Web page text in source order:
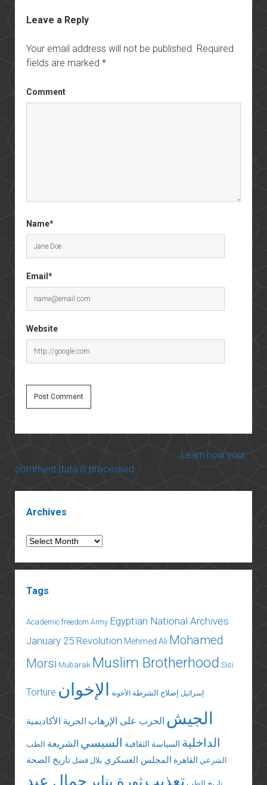
Leave a Reply
Your email address will not be published. Required
fields are marked *
Comment
Name*
Email*
Website
Learn how your
comment data is processed.
Archives
Archives
Tags
Academic freedom Army Egyptian National Archives
January 25 Revolution Mehmed Ali Mohamed
Morsi Mubarak Muslim Brotherhood Sisi
Torture إسرائيل إصلاح الشرطة الأخونة الإخوان
الجيش الحرب على الإرهاب الحرية الأكاديمية
الداخلية السياسة الثقافية السيسي الشريعة الطب
الشرعي القاهرة المجلس العسكري بلال فضل تاريخ الصحة
تعذيبثورة يناير جمال عبد